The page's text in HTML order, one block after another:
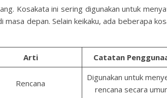
Kosakata ini sering digunakan untuk
depan. Selain keikaku, ada beberapa
Arti Catatan
Rencana
Digunakan untuk
rencana secara